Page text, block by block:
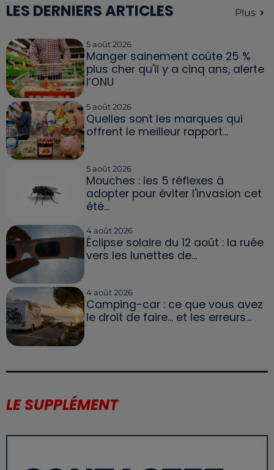
LES DERNIERS ARTICLES Plus
5 août 2026
Manger sainement coûte 25 %
plus cher qu'il y a cinq ans, alerte
l’ONU
5 août 2026
Quelles sont les marques qui
offrent le meilleur rapport...
5 août 2026
Mouches : les 5 réflexes à
adopter pour éviter l'invasion cet
été...
4 août 2026
Éclipse solaire du 12 août : la ruée
vers les lunettes de...
4 août 2026
Camping-car : ce que vous avez
le droit de faire... et les erreurs...
LE SUPPLÉMENT